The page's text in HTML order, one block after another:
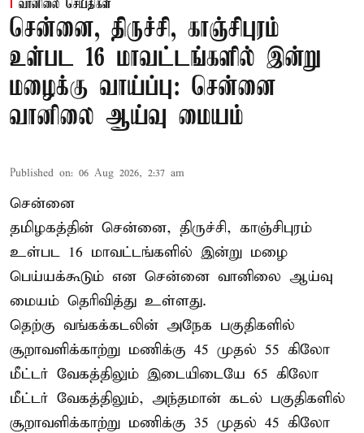
வானிலை செய்திகள்
சென்னை, திருச்சி, காஞ்சிபுரம்
உள்பட 16 மாவட்டங்களில் இன்று
மழைக்கு வாய்ப்பு: சென்னை
வானிலை ஆய்வு மையம்
Published on: 06 Aug 2026, 2:37 am
சென்னை
தமிழகத்தின் சென்னை, திருச்சி, காஞ்சிபுரம்
உள்பட 16 மாவட்டங்களில் இன்று மழை
பெய்யக்கூடும் என சென்னை வானிலை ஆய்வு
மையம் தெரிவித்து உள்ளது.
தெற்கு வங்கக்கடலின் அநேக பகுதிகளில்
சூறாவளிக்காற்று மணிக்கு 45 முதல் 55 கிலோ
மீட்டர் வேகத்திலும் இடையிடையே 65 கிலோ
மீட்டர் வேகத்திலும், அந்தமான் கடல் பகுதிகளில்
சூறாவளிக்காற்று மணிக்கு 35 முதல் 45 கிலோ